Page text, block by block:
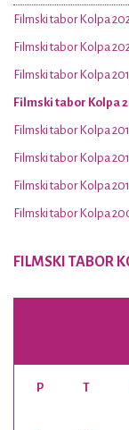
Filmski tabor Kolpa
Filmski tabor Kolpa
Filmski tabor Kolpa
Filmski tabor Kolpa
Filmski tabor Kolpa
Filmski tabor Kolpa
Filmski tabor Kolpa
Filmski tabor Kolpa
FILMSKI TABOR
P T